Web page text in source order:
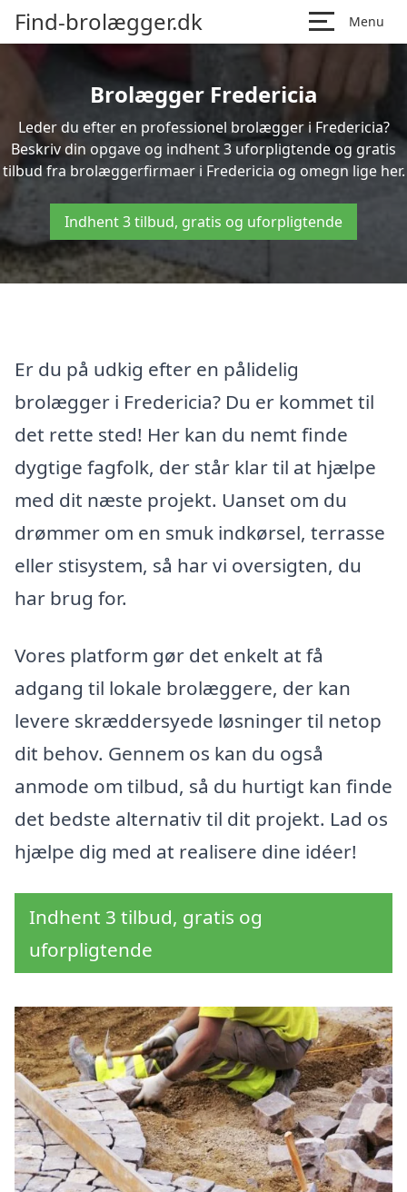
Find-brolægger.dk Menu
Brolægger Fredericia
Leder du efter en professionel brolægger i Fredericia?
Beskriv din opgave og indhent 3 uforpligtende og gratis
tilbud fra brolæggerfirmaer i Fredericia og omegn lige her.
Indhent 3 tilbud, gratis og uforpligtende
Er du på udkig efter en pålidelig
brolægger i Fredericia? Du er kommet til
det rette sted! Her kan du nemt finde
dygtige fagfolk, der står klar til at hjælpe
med dit næste projekt. Uanset om du
drømmer om en smuk indkørsel, terrasse
eller stisystem, så har vi oversigten, du
har brug for.
Vores platform gør det enkelt at få
adgang til lokale brolæggere, der kan
levere skræddersyede løsninger til netop
dit behov. Gennem os kan du også
anmode om tilbud, så du hurtigt kan finde
det bedste alternativ til dit projekt. Lad os
hjælpe dig med at realisere dine idéer!
Indhent 3 tilbud, gratis og
uforpligtende